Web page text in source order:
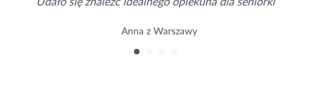
Anna z Warszawy